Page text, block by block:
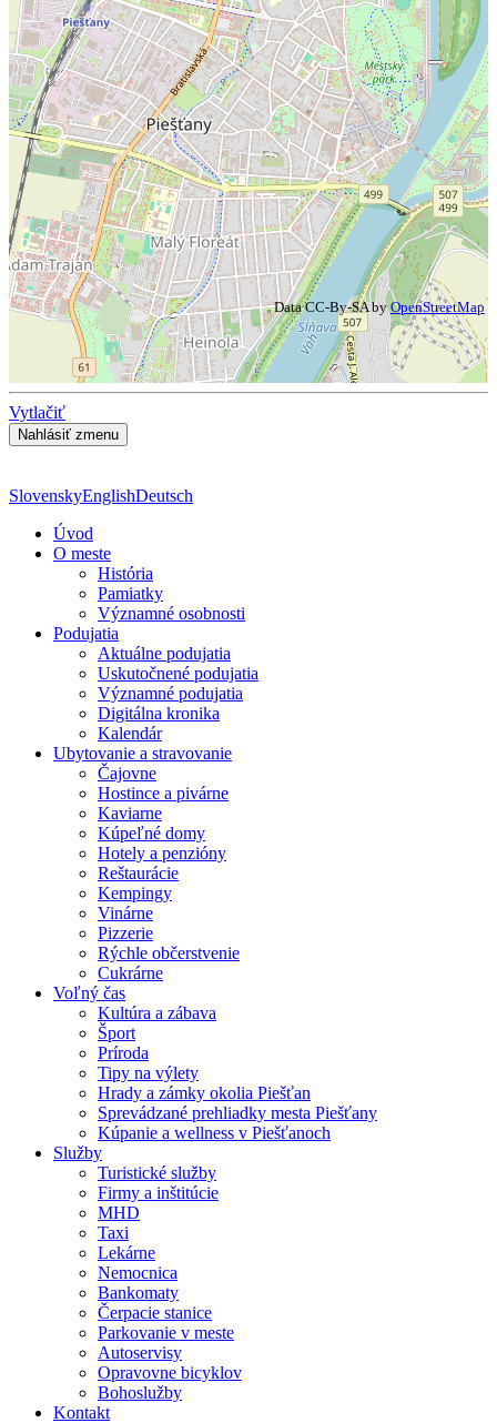
Data CC-By-SA byOpenStreetMap
Vytlačiť
SlovenskyEnglishDeutsch
Úvod
O meste
História
Pamiatky
Významné osobnosti
Podujatia
Aktuálne podujatia
Uskutočnené podujatia
Významné podujatia
Digitálna kronika
Kalendár
Ubytovanie a stravovanie
Čajovne
Hostince a pivárne
Kaviarne
Kúpeľné domy
Hotely a penzióny
Reštaurácie
Kempingy
Vinárne
Pizzerie
Rýchle občerstvenie
Cukrárne
Voľný čas
Kultúra a zábava
Šport
Príroda
Tipy na výlety
Hrady a zámky okolia Piešťan
Sprevádzané prehliadky mesta Piešťany
Kúpanie a wellness v Piešťanoch
Služby
Turistické služby
Firmy a inštitúcie
MHD
Taxi
Lekárne
Nemocnica
Bankomaty
Čerpacie stanice
Parkovanie v meste
Autoservisy
Opravovne bicyklov
Bohoslužby
Kontakt